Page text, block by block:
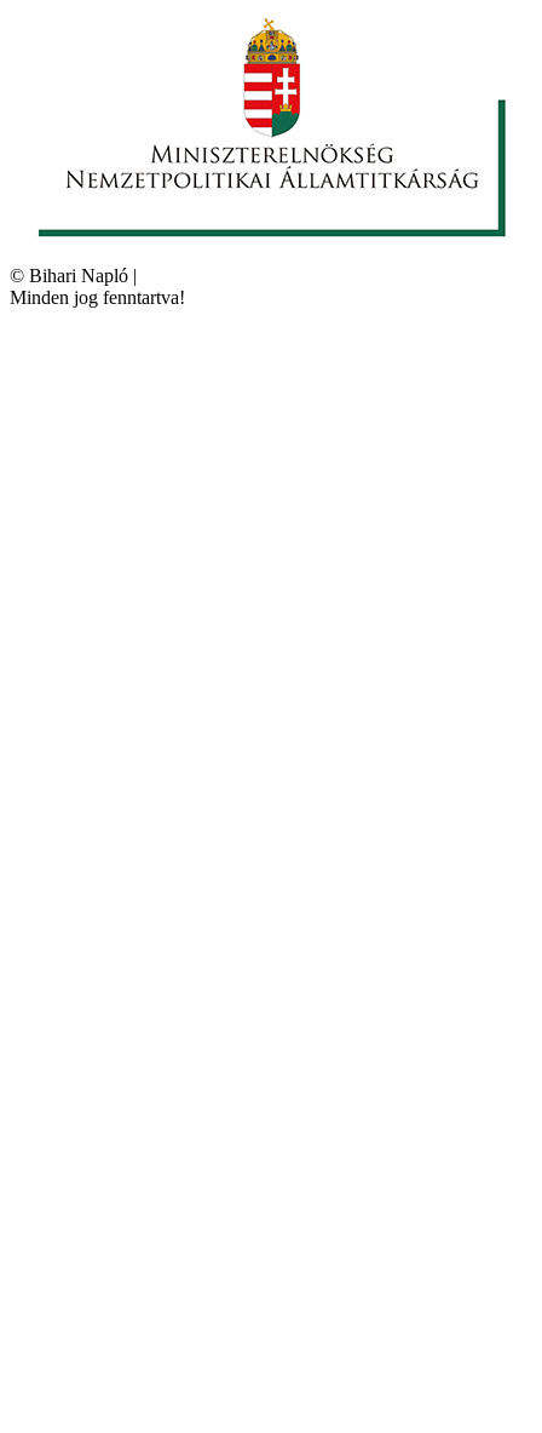
© Bihari Napló |
Minden jog fenntartva!